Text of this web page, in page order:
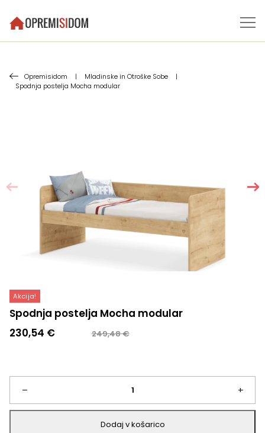
Opremisidom | Mladinske in Otroške Sobe
|
Spodnja postelja Mocha modular
Akcija!
Spodnja postelja Mocha modular
249,48€
Izvirna
bila:
249,48 €.
230,54 €
Trenutna
230,54 €.
–
Spodnja
postelja
+
Dodaj v košarico